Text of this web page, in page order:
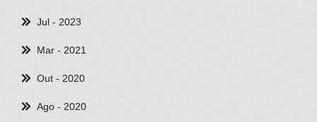
Jul - 2023
Mar - 2021
Out - 2020
Ago - 2020